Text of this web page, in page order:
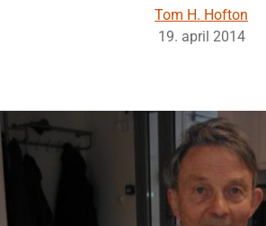
Tom H. Hofton
19. april 2014